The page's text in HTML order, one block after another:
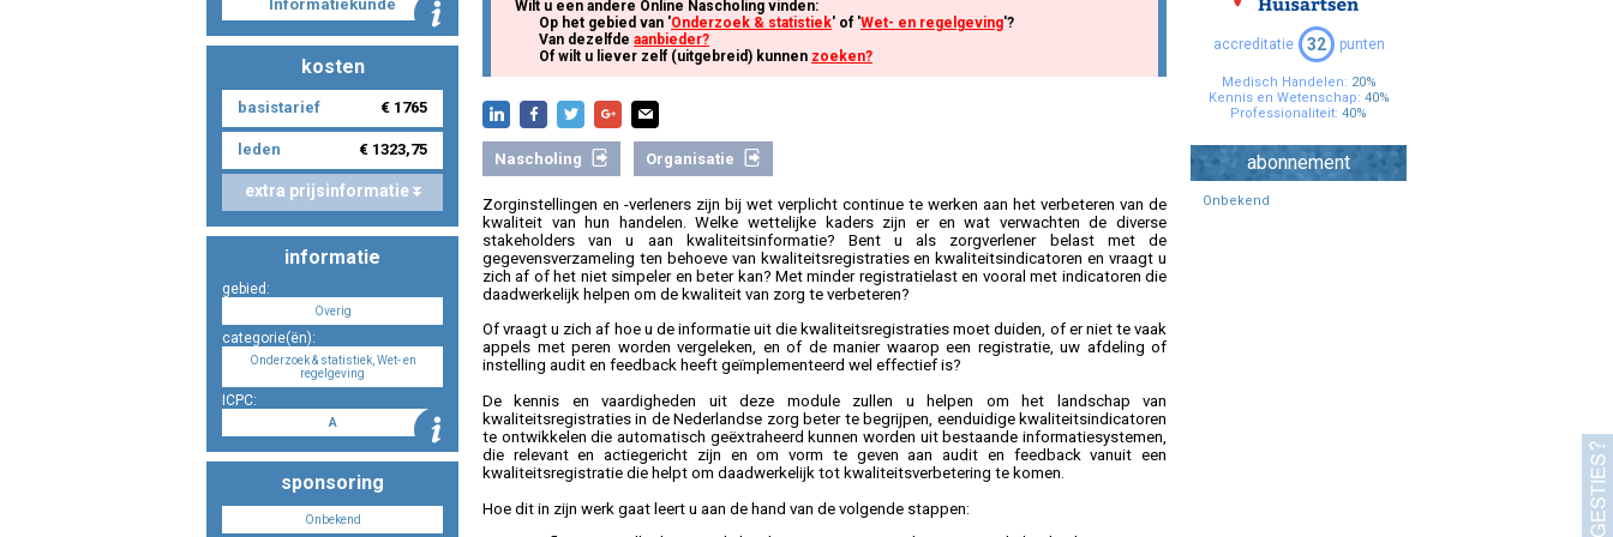
Specialisten Ouderengeneeskunde
Informatiekunde
kosten
basistarief € 1765
leden € 1323,75
extra prijsinformatie
informatie
gebied:
Overig
categorie(ën):
Onderzoek & statistiek, Wet- en
regelgeving
ICPC:
A
sponsoring
Onbekend
accreditatie 32 punten
Medisch Handelen: 20%
Kennis en Wetenschap: 40%
Professionaliteit: 40%
abonnement
Onbekend
Wilt u een andere Online Nascholing vinden:
Op het gebied van 'Onderzoek & statistiek' of 'Wet- en regelgeving'?
Van dezelfde aanbieder?
Of wilt u liever zelf (uitgebreid) kunnen zoeken?
Nascholing Organisatie
Zorginstellingen en -verleners zijn bij wet verplicht continue te werken aan het verbeteren van de
kwaliteit van hun handelen. Welke wettelijke kaders zijn er en wat verwachten de diverse
stakeholders van u aan kwaliteitsinformatie? Bent u als zorgverlener belast met de
gegevensverzameling ten behoeve van kwaliteitsregistraties en kwaliteitsindicatoren en vraagt u
zich af of het niet simpeler en beter kan? Met minder registratielast en vooral met indicatoren die
daadwerkelijk helpen om de kwaliteit van zorg te verbeteren?
Of vraagt u zich af hoe u de informatie uit die kwaliteitsregistraties moet duiden, of er niet te vaak
appels met peren worden vergeleken, en of de manier waarop een registratie, uw afdeling of
instelling audit en feedback heeft geïmplementeerd wel effectief is?
De kennis en vaardigheden uit deze module zullen u helpen om het landschap van
kwaliteitsregistraties in de Nederlandse zorg beter te begrijpen, eenduidige kwaliteitsindicatoren
te ontwikkelen die automatisch geëxtraheerd kunnen worden uit bestaande informatiesystemen,
die relevant en actiegericht zijn en om vorm te geven aan audit en feedback vanuit een
kwaliteitsregistratie die helpt om daadwerkelijk tot kwaliteitsverbetering te komen.
Hoe dit in zijn werk gaat leert u aan de hand van de volgende stappen: